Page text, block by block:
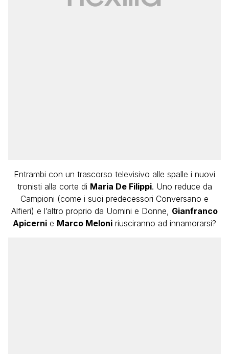
Entrambi con un trascorso televisivo alle spalle i nuovi
tronisti alla corte di Maria De Filippi. Uno reduce da
Campioni (come i suoi predecessori Conversano e
Alfieri) e l’altro proprio da Uomini e Donne, Gianfranco
Apicerni e Marco Meloni riusciranno ad innamorarsi?